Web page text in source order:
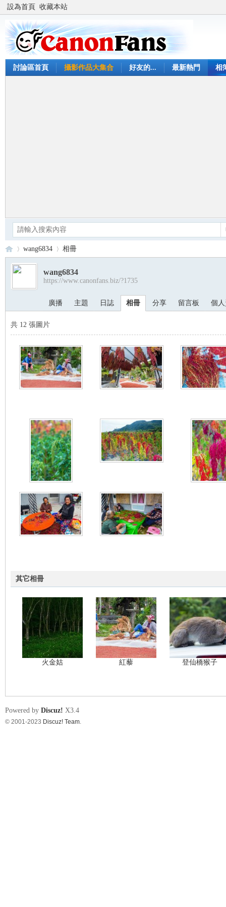
設為首頁 收藏本站
討論區首頁 攝影作品大集合 好友的... 最新熱門 相
Ca
s
›
wang6834 相冊
wang6834
https://www.canonfans.biz/?1735
廣播 主題 日誌 相冊 分享 留言板 個
共 12 張圖片
其它相冊
火金姑 紅藜 登仙橋猴子
Powered by Discuz! X3.4
© 2001-2023 Discuz! Team.